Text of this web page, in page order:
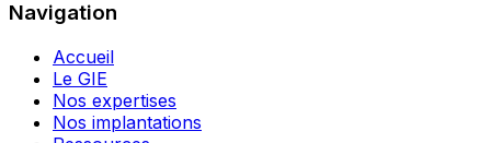
Navigation
Accueil
Le GIE
Nos expertises
Nos implantations